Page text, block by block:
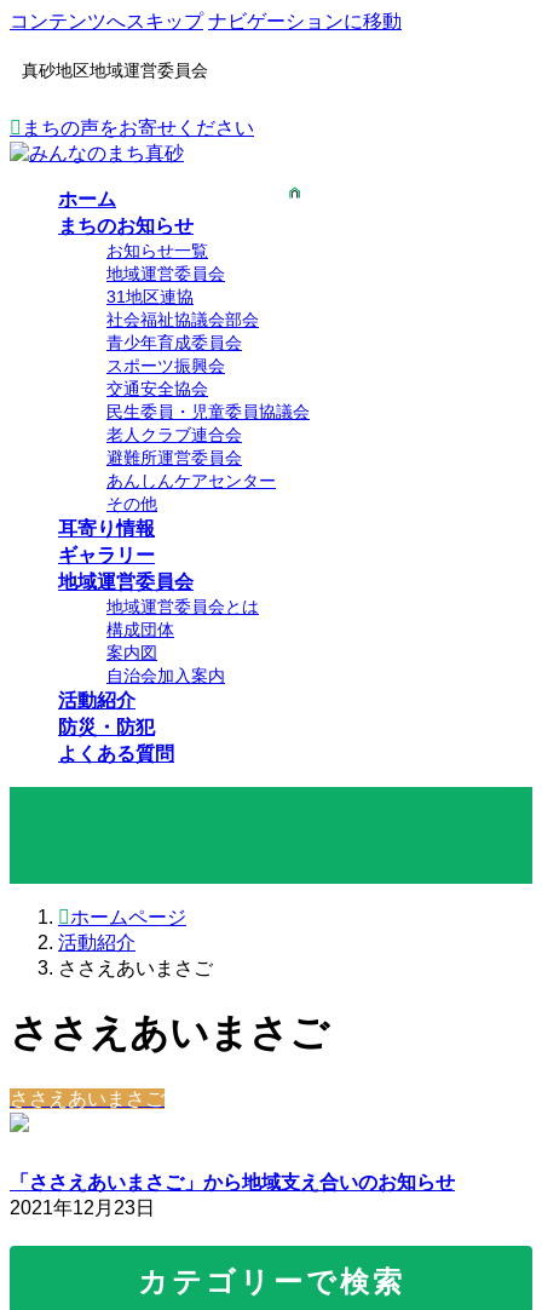
コンテンツへスキップ ナビゲーションに移動
真砂地区地域運営委員会
まちの声をお寄せください
ホーム
まちのお知らせ
お知らせ一覧
地域運営委員会
31地区連協
社会福祉協議会部会
青少年育成委員会
スポーツ振興会
交通安全協会
民生委員・児童委員協議会
老人クラブ連合会
避難所運営委員会
あんしんケアセンター
その他
耳寄り情報
ギャラリー
地域運営委員会
地域運営委員会とは
構成団体
案内図
自治会加入案内
活動紹介
防災・防犯
よくある質問
ホームページ
活動紹介
ささえあいまさご
ささえあいまさご
ささえあいまさご
「ささえあいまさご」から地域支え合いのお知らせ
2021年12月23日
カテゴリーで検索